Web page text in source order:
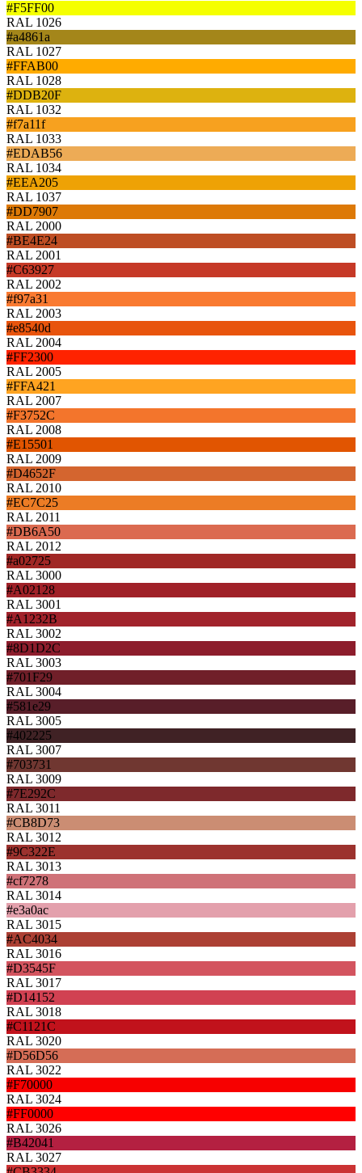
#F5FF00
RAL 1026
#a4861a
RAL 1027
#FFAB00
RAL 1028
#DDB20F
RAL 1032
#f7a11f
RAL 1033
#EDAB56
RAL 1034
#EEA205
RAL 1037
#DD7907
RAL 2000
#BE4E24
RAL 2001
#C63927
RAL 2002
#f97a31
RAL 2003
#e8540d
RAL 2004
#FF2300
RAL 2005
#FFA421
RAL 2007
#F3752C
RAL 2008
#E15501
RAL 2009
#D4652F
RAL 2010
#EC7C25
RAL 2011
#DB6A50
RAL 2012
#a02725
RAL 3000
#A02128
RAL 3001
#A1232B
RAL 3002
#8D1D2C
RAL 3003
#701F29
RAL 3004
#581e29
RAL 3005
#402225
RAL 3007
#703731
RAL 3009
#7E292C
RAL 3011
#CB8D73
RAL 3012
#9C322E
RAL 3013
#cf7278
RAL 3014
#e3a0ac
RAL 3015
#AC4034
RAL 3016
#D3545F
RAL 3017
#D14152
RAL 3018
#C1121C
RAL 3020
#D56D56
RAL 3022
#F70000
RAL 3024
#FF0000
RAL 3026
#B42041
RAL 3027